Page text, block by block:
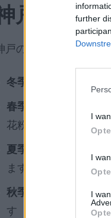
further
I
I
I
戸の季節
戸の花粉は季節によ
冬季(12月〜2月):
春季(3月〜5月):
スギ
花粉が増加します
夏季(6月〜8月):
イ
ます
秋季(9月〜11月):
ブ
す